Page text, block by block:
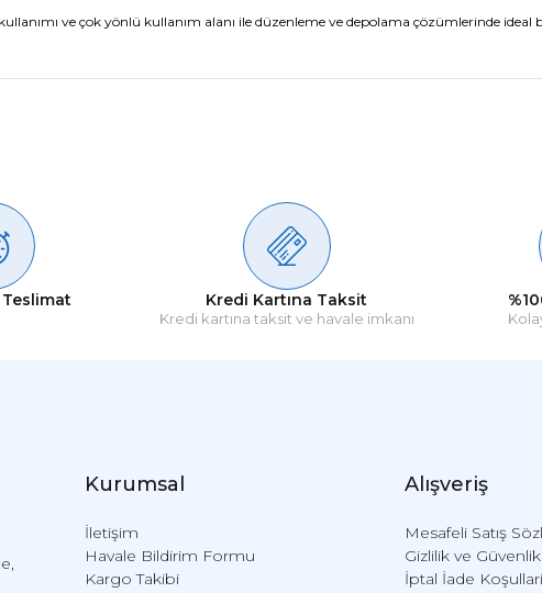
ve çok yönlü kullanım alanı ile düzenleme ve depolama çözümlerinde ideal
Yorum Yaz
Soru Sor
Teslimat Kredi Kartına Taksit
Kredi kartına taksit ve havale imkanı
Kurumsal
İletişim
Havale Bildirim Formu
Kargo Takibi
Alışveriş
Mesafeli Satış
Gizlilik ve Güvenlik
İptal İade Koşullari